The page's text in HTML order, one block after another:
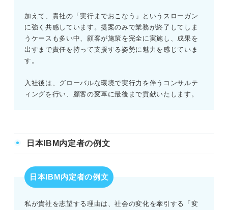
加えて、貴社の「実行までおこなう」というスローガン
に強く共感しています。提案のみで業務が終了してしま
うケースも多い中、顧客が施策を完全に実施し、成果を
出すまで責任を持って支援する姿勢に魅力を感じていま
す。
入社後は、グローバルな環境で実行力を伴うコンサルテ
ィングを行い、顧客の変革に最後まで貢献いたします。
日本IBM内定者の例文
日本IBM内定者の例文
私が貴社を志望する理由は、社会の変化を牽引する「変